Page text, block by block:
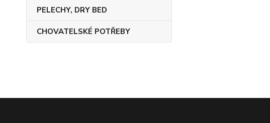
PELECHY, DRY BED
CHOVATELSKÉ POTŘEBY